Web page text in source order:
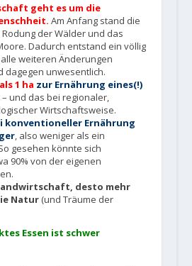
geht es um die
Am Anfang stand die
der Wälder und das
Dadurch entstand ein völlig
weiteren Änderungen
dagegen unwesentlich.
1 ha zur Ernährung eines(!)
– und das bei regionaler,
Wirtschaftsweise.
konventioneller Ernährung
, also weniger als ein
gesehen könnte sich
90% von der eigenen
desto mehr
Natur(und Träume der
Essen ist schwer